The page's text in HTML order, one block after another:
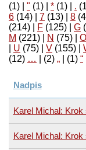
(1) " (1) * (1) .
6 (14) 7 (13) 8
(214)
F (125) G
M (221) N (75) O
U (75) V (155)
“
(1)
„
(2)
…
(12)
Nadpis
Karel Michal: Krok
Karel Michal: Krok